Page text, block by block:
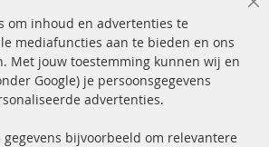
09-16 u
om inhoud en advertenties te
mediafuncties aan te bieden en ons
Met jouw toestemming kunnen wij en
Google) je persoonsgegevens
advertenties.
gegevens bijvoorbeeld om relevantere